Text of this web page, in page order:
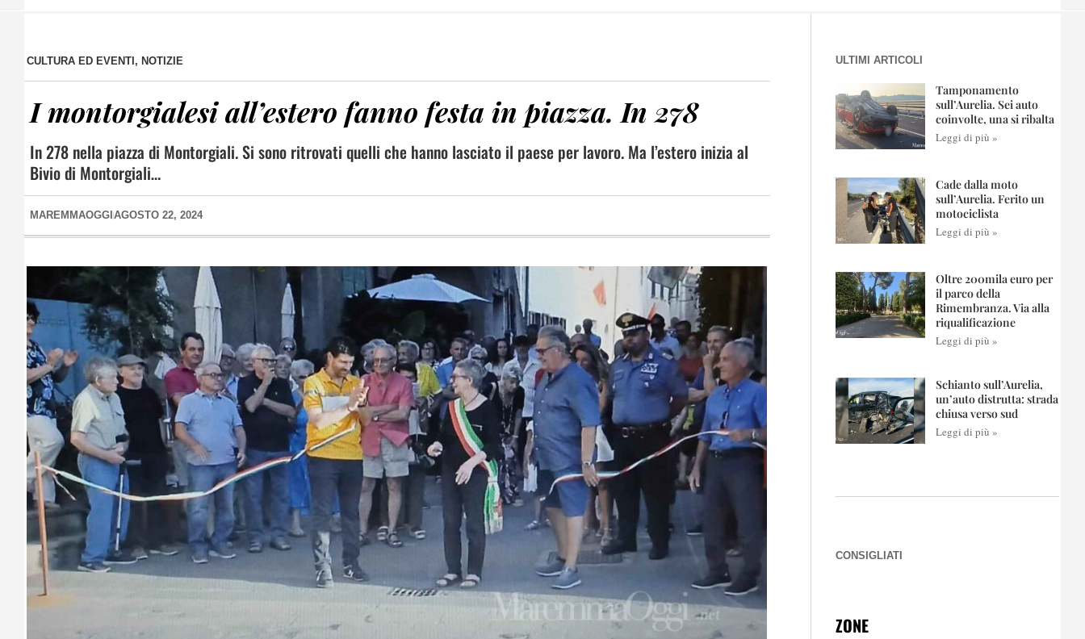
CULTURA ED EVENTI , NOTIZIE
I montorgialesi all’estero fanno festa in piazza. In 278
In 278 nella piazza di Montorgiali. Si sono ritrovati quelli che hanno lasciato il paese per lavoro. Ma l’estero inizia al
Bivio di Montorgiali…
MAREMMAOGGI AGOSTO 22, 2024
ULTIMI ARTICOLI
Tamponamento
sull’Aurelia. Sei auto
coinvolte, una si ribalta
Leggi di più »
Cade dalla moto
sull’Aurelia. Ferito un
motociclista
Leggi di più »
Oltre 200mila euro per
il parco della
Rimembranza. Via alla
riqualificazione
Leggi di più »
Schianto sull’Aurelia,
un’auto distrutta: strada
chiusa verso sud
Leggi di più »
CONSIGLIATI
ZONE